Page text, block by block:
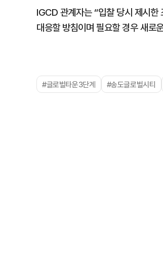
IGCD 관계자는 “입찰 당시 제시한
대응할 방침이며 필요할 경우 새로
#글로벌타운3단계 #송도글로벌시티